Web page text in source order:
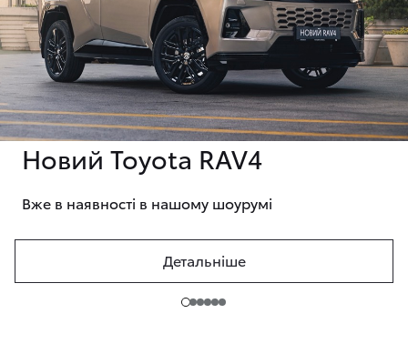
Новий Toyota RAV4
Вже в наявності в нашому шоурумі
Детальніше